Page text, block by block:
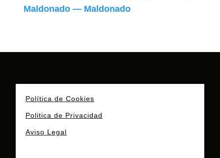
Maldonado — Maldonado
Política de Cookies
Politica de Privacidad
Aviso Legal